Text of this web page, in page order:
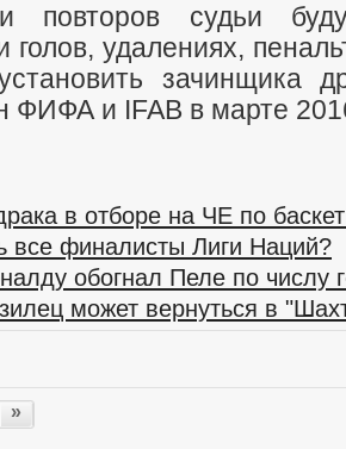
голов, удалениях,
зачинщика
ФИФА и IFAB в марте
в отборе на ЧЕ по
все финалисты Лиги Наций?
обогнал Пеле по числу
может вернуться в
»